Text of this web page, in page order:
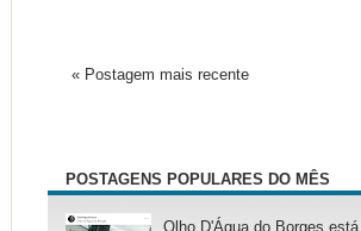
« Postagem mais recente
POSTAGENS POPULARES DO MÊS